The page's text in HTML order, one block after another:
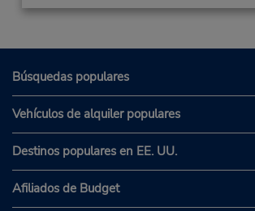
Búsquedas populares
Vehículos de alquiler populares
Destinos populares en EE. UU.
Afiliados de Budget